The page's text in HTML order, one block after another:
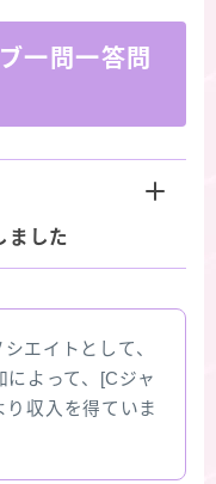
一問一答問
ました
エイトとして、
よって、[Cジャ
収入を得ていま